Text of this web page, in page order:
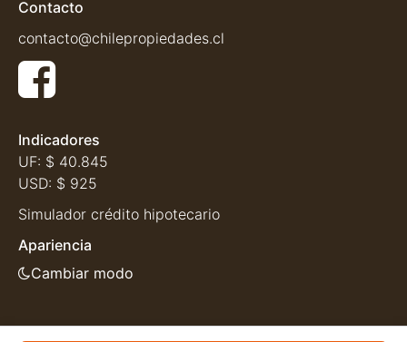
Contacto
contacto@chilepropiedades.cl
Indicadores
UF: $ 40.845
USD: $ 925
Simulador crédito hipotecario
Apariencia
Cambiar modo